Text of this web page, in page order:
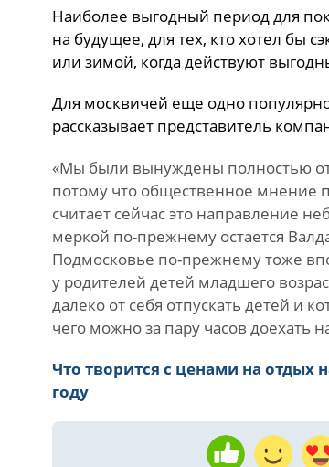
Наиболее выгодный период для
на будущее, для тех, кто хотел бы
или зимой, когда действуют
Для москвичей еще одно
рассказывает представитель
«Мы были вынуждены полностью
потому что общественное мнение
считает сейчас это направление
меркой по-прежнему остается
Подмосковье по-прежнему тоже
у родителей детей младшего
далеко от себя отпускать детей и
чего можно за пару часов доехать
Что творится с ценами на отдых
году